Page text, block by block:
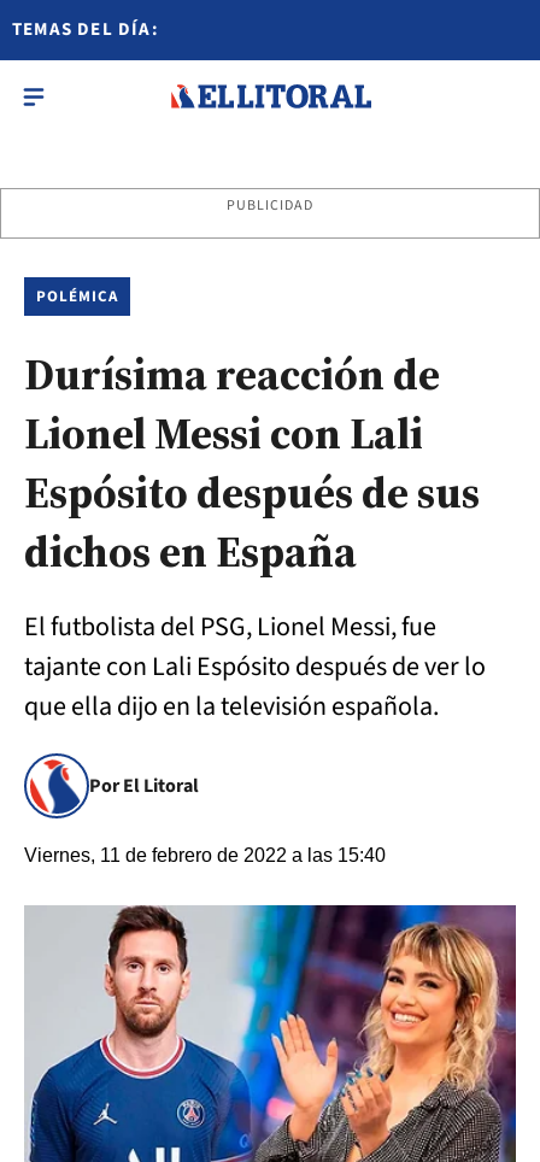
TEMAS DEL DÍA:
PUBLICIDAD
POLÉMICA
Durísima reacción de
Lionel Messi con Lali
Espósito después de sus
dichos en España
El futbolista del PSG, Lionel Messi, fue
tajante con Lali Espósito después de ver lo
que ella dijo en la televisión española.
Por El Litoral
Viernes, 11 de febrero de 2022 a las 15:40